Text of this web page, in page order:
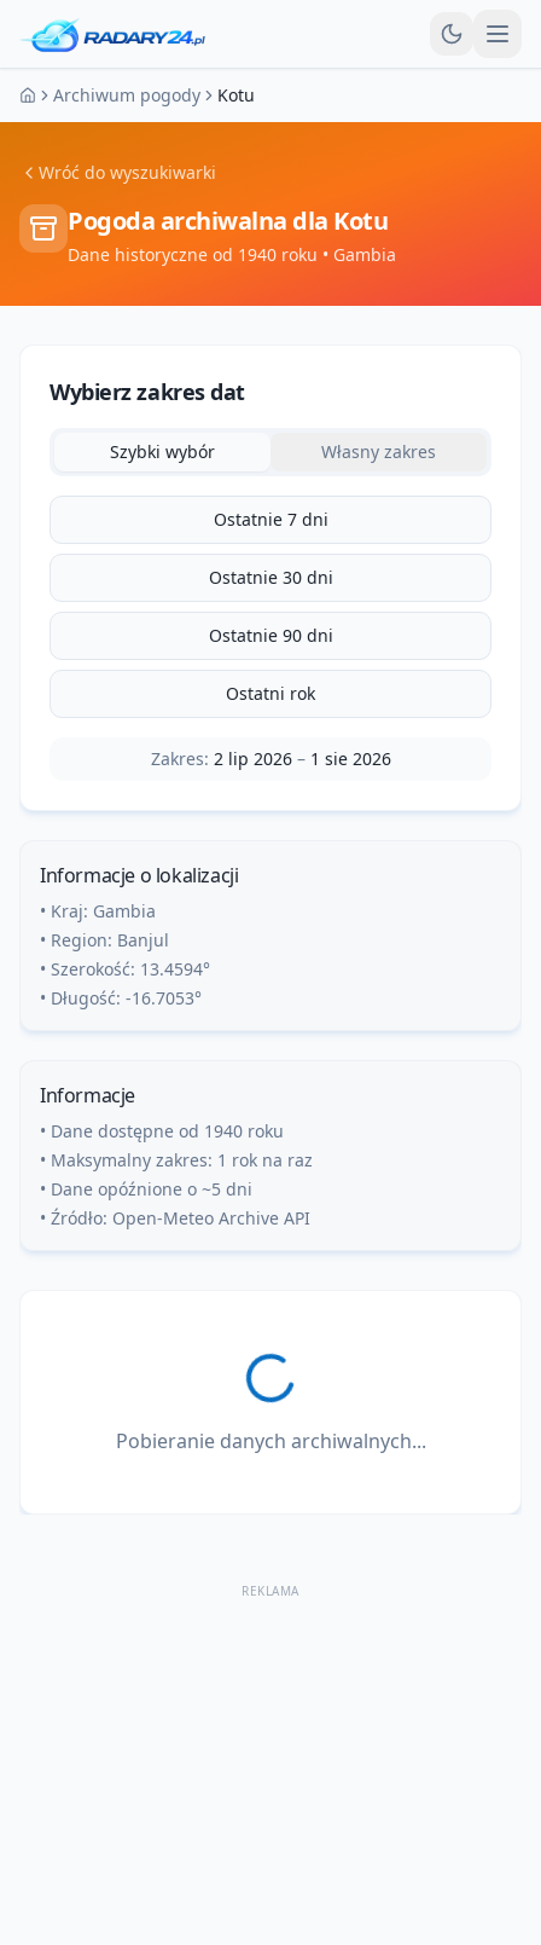
Strona główna
Archiwum pogody Kotu
Wróć do wyszukiwarki
Pogoda archiwalna dla Kotu
Dane historyczne od 1940 roku • Gambia
Wybierz zakres dat
Szybki wybór Własny zakres
Ostatnie 7 dni
Ostatnie 30 dni
Ostatnie 90 dni
Ostatni rok
Zakres: 2 lip 2026– 1 sie 2026
Informacje o lokalizacji
• Kraj: Gambia
• Region: Banjul
• Szerokość: 13.4594°
• Długość: -16.7053°
Informacje
• Dane dostępne od 1940 roku
• Maksymalny zakres: 1 rok na raz
• Dane opóźnione o ~5 dni
• Źródło: Open-Meteo Archive API
Pobieranie danych archiwalnych...
REKLAMA